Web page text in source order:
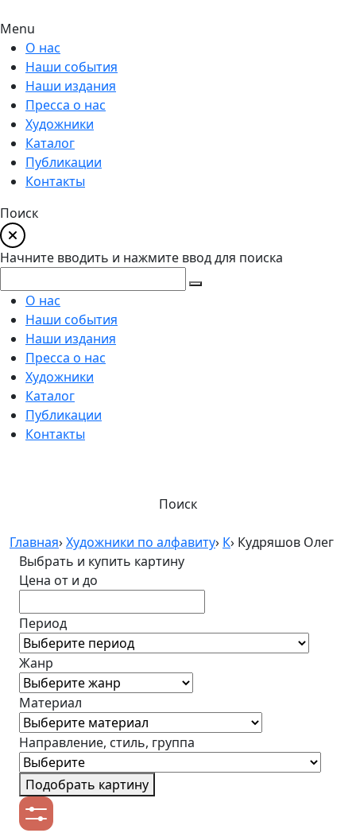
Menu
О нас
Наши события
Наши издания
Пресса о нас
Художники
Каталог
Публикации
Контакты
Поиск
Начните вводить и нажмите ввод для поиска
О нас
Наши события
Наши издания
Пресса о нас
Художники
Каталог
Публикации
Контакты
Поиск
Главная›Художники по алфавиту› К› Кудряшов Олег
Выбрать и купить картину
Цена от и до
Период
Жанр
Материал
Направление, стиль, группа
Подобрать картину